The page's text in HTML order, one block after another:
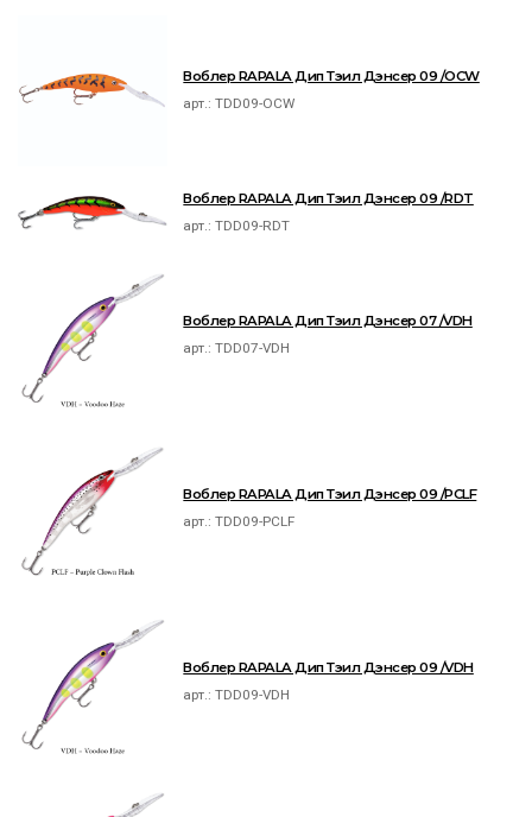
Воблер RAPALA Дип Тэил Дэнсер 09 /OCW
арт.:TDD09-OCW
Воблер RAPALA Дип Тэил Дэнсер 09 /RDT
арт.:TDD09-RDT
Воблер RAPALA Дип Тэил Дэнсер 07 /VDH
арт.:TDD07-VDH
Воблер RAPALA Дип Тэил Дэнсер 09 /PCLF
арт.:TDD09-PCLF
Воблер RAPALA Дип Тэил Дэнсер 09 /VDH
арт.:TDD09-VDH